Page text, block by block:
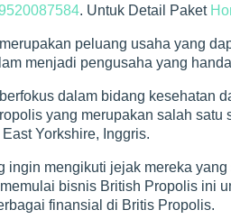
. Untuk Detail Paket
peluang usaha yang
menjadi pengusaha yang
dalam bidang kesehatan
yang merupakan salah satu
Yorkshire, Inggris.
ingin mengikuti jejak mereka
bisnis British Propolis ini
finansial di Britis Propolis.